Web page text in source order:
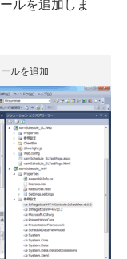
ルを追加